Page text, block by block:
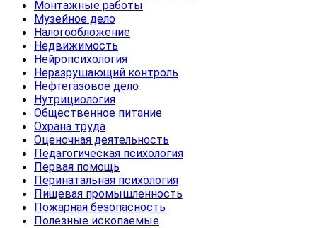
Монтажные работы
Музейное дело
Налогообложение
Недвижимость
Нейропсихология
Неразрушающий контроль
Нефтегазовое дело
Нутрициология
Общественное питание
Охрана труда
Оценочная деятельность
Педагогическая психология
Первая помощь
Перинатальная психология
Пищевая промышленность
Пожарная безопасность
Полезные ископаемые